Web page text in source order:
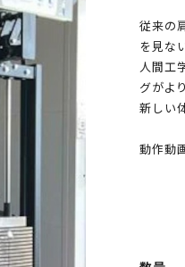
従来の
を見な
人間工
グがよ
新しい
動作動